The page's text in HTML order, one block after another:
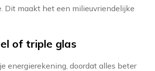
Dit maakt het een milieuvriendelijke
of triple glas
energierekening, doordat alles beter